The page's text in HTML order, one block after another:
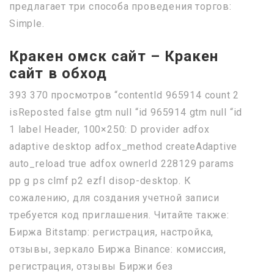
предлагает три способа проведения торгов:
Simple.
Кракен омск сайт – Кракен
сайт в обход
393 370 просмотров “contentId 965914 count 2
isReposted false gtm null “id 965914 gtm null “id
1 label Header, 100×250: D provider adfox
adaptive desktop adfox_method createAdaptive
auto_reload true adfox ownerId 228129 params
pp g ps clmf p2 ezfl disop-desktop. К
сожалению, для создания учетной записи
требуется код приглашения. Читайте также:
Биржа Bitstamp: регистрация, настройка,
отзывы, зеркало Биржа Binance: комиссия,
регистрация, отзывы Биржи без